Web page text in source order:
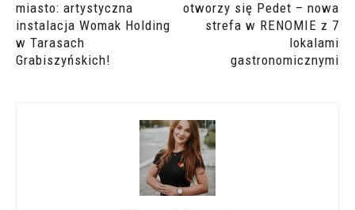
miasto: artystyczna
instalacja Womak Holding
w Tarasach
Grabiszyńskich!
otworzy się Pedet – nowa
strefa w RENOMIE z 7
lokalami
gastronomicznymi